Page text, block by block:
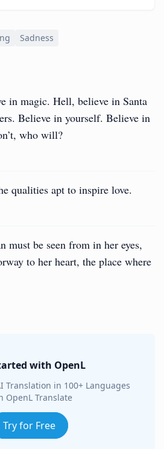
Sadness
in magic. Hell, believe in Santa
Believe in yourself. Believe in
who will?
qualities apt to inspire love.
must be seen from in her eyes,
to her heart, the place where
with OpenL
Translation in 100+ Languages
OpenL Translate
Try for Free